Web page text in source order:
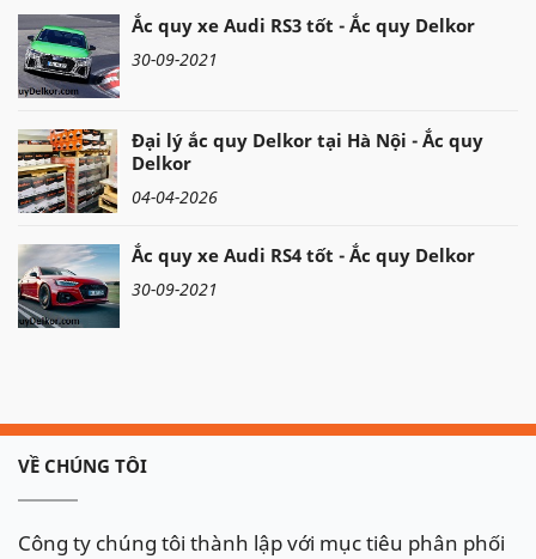
Ắc quy xe Audi RS3 tốt - Ắc quy Delkor
30-09-2021
Đại lý ắc quy Delkor tại Hà Nội - Ắc quy
Delkor
04-04-2026
Ắc quy xe Audi RS4 tốt - Ắc quy Delkor
30-09-2021
VỀ CHÚNG TÔI
Công ty chúng tôi thành lập với mục tiêu phân phối